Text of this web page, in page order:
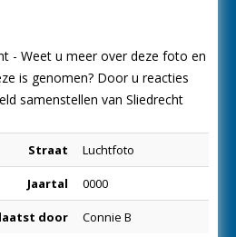
- Weet u meer over deze foto en
is genomen? Door u reacties
samenstellen van Sliedrecht
Straat Luchtfoto
Jaartal 0000
door Connie B